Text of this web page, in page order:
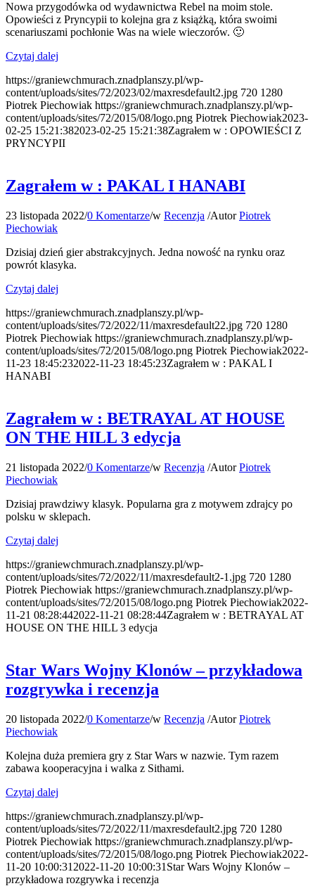
Nowa przygodówka od wydawnictwa Rebel na moim stole.
Opowieści z Pryncypii to kolejna gra z książką, która swoimi
scenariuszami pochłonie Was na wiele wieczorów. 🙂
Czytaj dalej
https://graniewchmurach.znadplanszy.pl/wp-
content/uploads/sites/72/2023/02/maxresdefault2.jpg 720 1280
Piotrek Piechowiak https://graniewchmurach.znadplanszy.pl/wp-
content/uploads/sites/72/2015/08/logo.png Piotrek Piechowiak2023-
02-25 15:21:382023-02-25 15:21:38Zagrałem w : OPOWIEŚCI Z
PRYNCYPII
Zagrałem w : PAKAL I HANABI
23 listopada 2022/0 Komentarze/w Recenzja /AutorPiotrek
Piechowiak
Dzisiaj dzień gier abstrakcyjnych. Jedna nowość na rynku oraz
powrót klasyka.
Czytaj dalej
https://graniewchmurach.znadplanszy.pl/wp-
content/uploads/sites/72/2022/11/maxresdefault22.jpg 720 1280
Piotrek Piechowiak https://graniewchmurach.znadplanszy.pl/wp-
content/uploads/sites/72/2015/08/logo.png Piotrek Piechowiak2022-
11-23 18:45:232022-11-23 18:45:23Zagrałem w : PAKAL I
HANABI
Zagrałem w : BETRAYAL AT HOUSE
ON THE HILL 3 edycja
21 listopada 2022/0 Komentarze/w Recenzja /AutorPiotrek
Piechowiak
Dzisiaj prawdziwy klasyk. Popularna gra z motywem zdrajcy po
polsku w sklepach.
Czytaj dalej
https://graniewchmurach.znadplanszy.pl/wp-
content/uploads/sites/72/2022/11/maxresdefault2-1.jpg 720 1280
Piotrek Piechowiak https://graniewchmurach.znadplanszy.pl/wp-
content/uploads/sites/72/2015/08/logo.png Piotrek Piechowiak2022-
11-21 08:28:442022-11-21 08:28:44Zagrałem w : BETRAYAL AT
HOUSE ON THE HILL 3 edycja
Star Wars Wojny Klonów – przykładowa
rozgrywka i recenzja
20 listopada 2022/0 Komentarze/w Recenzja /AutorPiotrek
Piechowiak
Kolejna duża premiera gry z Star Wars w nazwie. Tym razem
zabawa kooperacyjna i walka z Sithami.
Czytaj dalej
https://graniewchmurach.znadplanszy.pl/wp-
content/uploads/sites/72/2022/11/maxresdefault2.jpg 720 1280
Piotrek Piechowiak https://graniewchmurach.znadplanszy.pl/wp-
content/uploads/sites/72/2015/08/logo.png Piotrek Piechowiak2022-
11-20 10:00:31 2022-11-20 10:00:31 Star Wars Wojny Klonów –
przykładowa rozgrywka i recenzja